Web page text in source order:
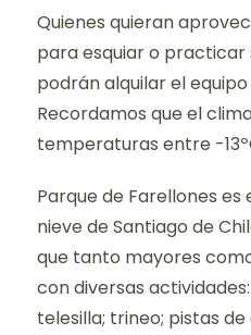
Quienes quieran
para esquiar o
podrán alquilar el
Recordamos que el
temperaturas entre -
Parque de Farellones es
nieve de Santiago de
que tanto mayores
con diversas
telesilla; trineo; pistas